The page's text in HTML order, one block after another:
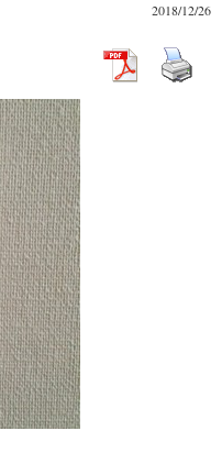
2018/12/26